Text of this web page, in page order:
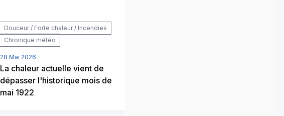
Douceur / Forte chaleur / Incendies
Chronique météo
28 Mai 2026
La chaleur actuelle vient de
dépasser l'historique mois de
mai 1922